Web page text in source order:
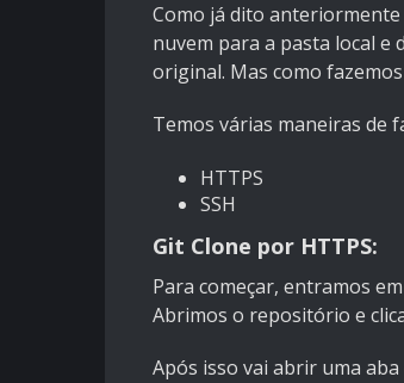
Como já dito
nuvem para a pasta local
original. Mas como
Temos várias maneiras de
HTTPS
SSH
Git Clone por HTTPS:
Para começar, entramos
Abrimos o repositório e
Após isso vai abrir uma